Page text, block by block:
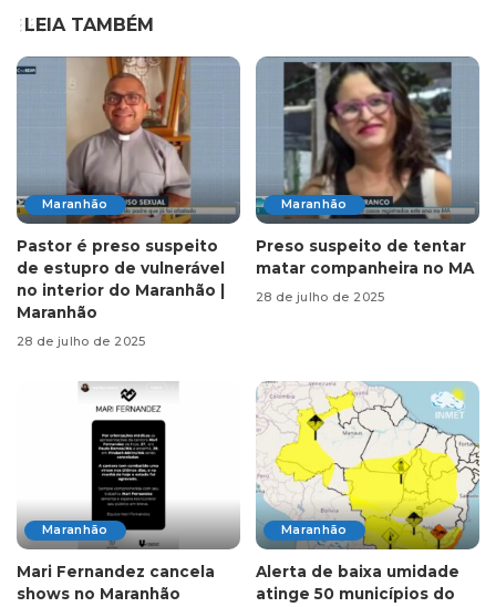
LEIA TAMBÉM
Maranhão
Pastor é preso suspeito
de estupro de vulnerável
no interior do Maranhão |
Maranhão
28 de julho de 2025
Maranhão
Preso suspeito de tentar
matar companheira no MA
28 de julho de 2025
Maranhão
Mari Fernandez cancela
shows no Maranhão
Maranhão
Alerta de baixa umidade
atinge 50 municípios do